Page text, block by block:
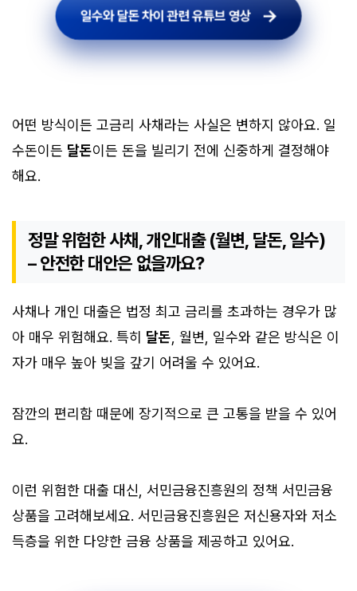
일수와 달돈 차이 관련 유튜브 영상
일수와 달돈 차이 관련 유튜브 영상
어떤 방식이든 고금리 사채라는 사실은 변하지 않아요. 일
수돈이든 달돈이든 돈을 빌리기 전에 신중하게 결정해야
해요.
정말 위험한 사채, 개인대출 (월변, 달돈, 일수)
– 안전한 대안은 없을까요?
사채나 개인 대출은 법정 최고 금리를 초과하는 경우가 많
아 매우 위험해요. 특히 달돈 , 월변, 일수와 같은 방식은 이
자가 매우 높아 빚을 갚기 어려울 수 있어요.
잠깐의 편리함 때문에 장기적으로 큰 고통을 받을 수 있어
요.
이런 위험한 대출 대신, 서민금융진흥원의 정책 서민금융
상품을 고려해보세요. 서민금융진흥원은 저신용자와 저소
득층을 위한 다양한 금융 상품을 제공하고 있어요.